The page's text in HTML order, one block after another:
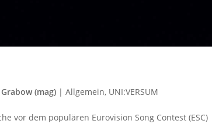
(mag) |Allgemein, UNI:VERSUM
vor dem populären Eurovision Song Contest (ESC)